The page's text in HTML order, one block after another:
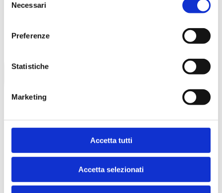
delNecessari
Preferenze
Statistiche
Marketing
Accetta tutti
Accetta selezionati